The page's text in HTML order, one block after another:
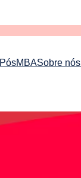
PósMBASobre nós